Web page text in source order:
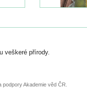
veškeré přírody.
Akademie věd ČR.